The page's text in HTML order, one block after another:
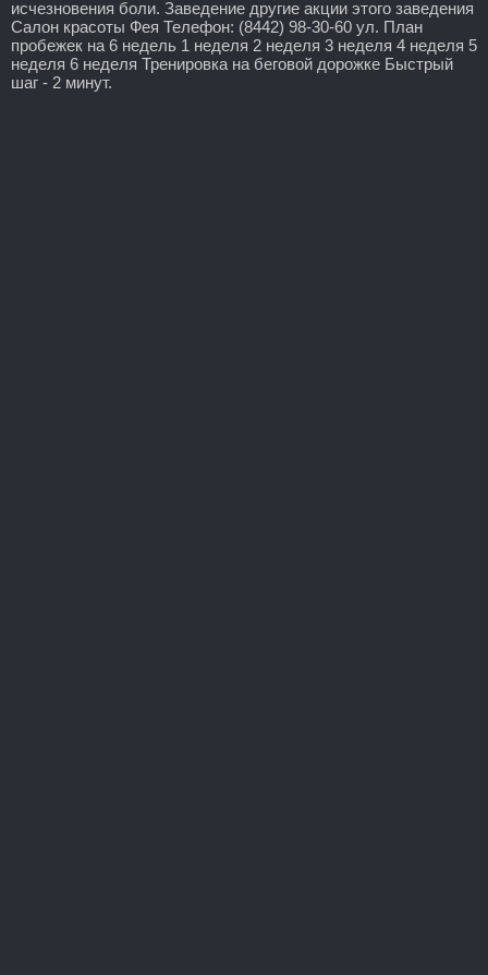
исчезновения боли. Заведение другие акции этого заведения
Салон красоты Фея Телефон: (8442) 98-30-60 ул. План
пробежек на 6 недель 1 неделя 2 неделя 3 неделя 4 неделя 5
неделя 6 неделя Тренировка на беговой дорожке Быстрый
шаг - 2 минут.